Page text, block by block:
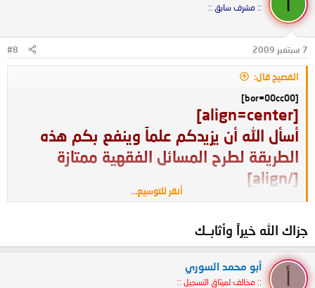
:: مشرف سابق ::
7 سبتمبر 2009 #8
الفصيح قال:
[bor=00cc00]
[align=center]
أسأل الله أن يزيدكم علماً وينفع بكم هذه
الطريقة لطرح المسائل الفقهية ممتازة
[/align]
أنقر للتوسيع...
جزاك الله خيراً وأثابــك
أبو محمد السوري
:: مخالف لميثاق التسجيل ::